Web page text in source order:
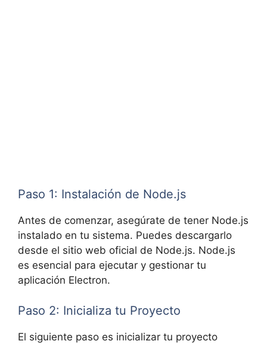
Paso 1: Instalación de Node.js
Antes de comenzar, asegúrate de tener Node.js
instalado en tu sistema. Puedes descargarlo
desde el sitio web oficial de Node.js. Node.js
es esencial para ejecutar y gestionar tu
aplicación Electron.
Paso 2: Inicializa tu Proyecto
El siguiente paso es inicializar tu proyecto